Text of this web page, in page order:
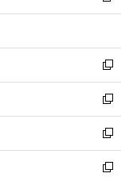
開
ウ
開
く
ン
ウ
で
開
く
ウ
ン
ド
ウ
で
開
く
し
ウ
ィ
ン
ド
ウ
で
開
く
新
し
い
ウ
ィ
ン
ド
新
し
い
ウ
ィ
新
し
い
新